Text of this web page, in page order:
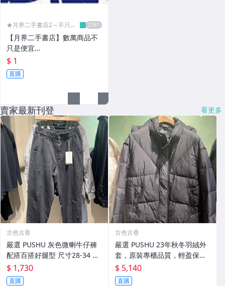
★月界二手書店2～不只是
【月界二手書店】數萬商品不
只是便宜…
$ 1
直購
賣家最新刊登 看更多
古色古香
嚴選 PUSHU 灰色微喇牛仔褲
配搭百搭好腿型 尺寸28-34 灰
色牛仔褲 潮流穿搭 修身設計
$ 1,730
直購
古色古香
嚴選 PUSHU 23年秋冬羽絨外
套，原裝專櫃品質，輕盈保暖
適合過渡季穿搭 換季穿新衣 冬
秋 羽絨外套
$ 5,140
直購